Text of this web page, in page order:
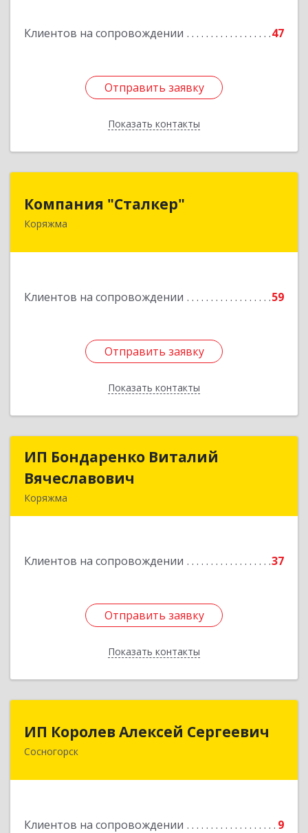
Клиентов на сопровождении 47
Отправить заявку
Показать контакты
Подробнее
Отправить заявку
Назад
Компания "Сталкер"
Коряжма
Клиентов на сопровождении 59
Отправить заявку
Показать контакты
Отправить заявку
Назад
ИП Бондаренко Виталий
Вячеславович
Коряжма
Клиентов на сопровождении 37
Отправить заявку
Показать контакты
ИП Бондаренко Виталий
Подробнее
Отправить заявку
Назад
ИП Королев Алексей Сергеевич
Сосногорск
Клиентов на сопровождении 9
ИП Королев Алексей Сергеевич
169500, Коми Респ, Сосногорск г, Советская ул,